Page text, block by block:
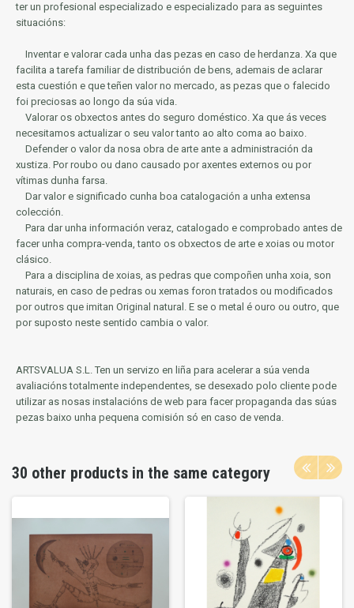
ter un profesional especializado e especializado para as seguintes
situacións:
Inventar e valorar cada unha das pezas en caso de herdanza. Xa que
facilita a tarefa familiar de distribución de bens, ademais de aclarar
esta cuestión e que teñen valor no mercado, as pezas que o falecido
foi preciosas ao longo da súa vida.
Valorar os obxectos antes do seguro doméstico. Xa que ás veces
necesitamos actualizar o seu valor tanto ao alto coma ao baixo.
Defender o valor da nosa obra de arte ante a administración da
xustiza. Por roubo ou dano causado por axentes externos ou por
vítimas dunha farsa.
Dar valor e significado cunha boa catalogación a unha extensa
colección.
Para dar unha información veraz, catalogado e comprobado antes de
facer unha compra-venda, tanto os obxectos de arte e xoias ou motor
clásico.
Para a disciplina de xoias, as pedras que compoñen unha xoia, son
naturais, en caso de pedras ou xemas foron tratados ou modificados
por outros que imitan Original natural. E se o metal é ouro ou outro, que
por suposto neste sentido cambia o valor.
ARTSVALUA S.L. Ten un servizo en liña para acelerar a súa venda
avaliacións totalmente independentes, se desexado polo cliente pode
utilizar as nosas instalacións de web para facer propaganda das súas
pezas baixo unha pequena comisión só en caso de venda.
30 other products in the same category